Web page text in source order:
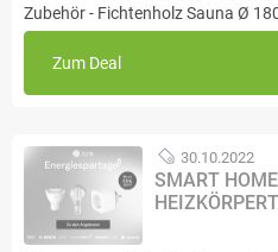
Zubehör - Fichtenholz Sauna Ø
Zum Deal
30.10.2022
SMART